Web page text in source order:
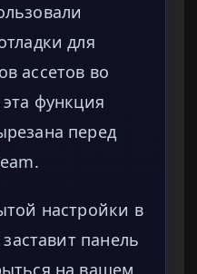
для
ассетов во
функция
перед
настройки в
панель